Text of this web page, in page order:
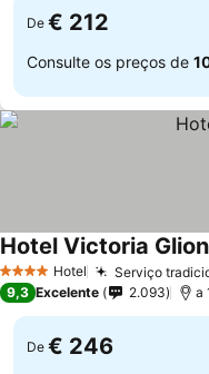
De € 212
Consulte os preços de
4 EstrelasHotel Serviço
Hotel Victoria Glion
9,3 Excelente 2.093 a
De € 246